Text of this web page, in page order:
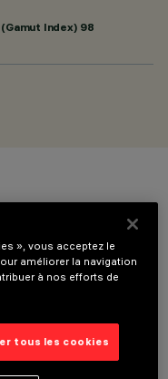
Index) 98
», vous acceptez le
améliorer la navigation
à nos efforts de
tous les cookies